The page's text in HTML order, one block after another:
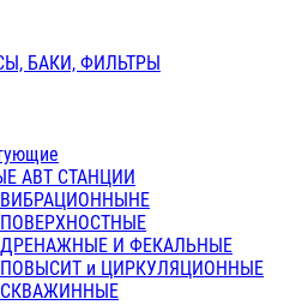
БАКИ, ФИЛЬТРЫ
АВТ СТАНЦИИ
И ФЕКАЛЬНЫЕ
и ЦИРКУЛЯЦИОННЫЕ